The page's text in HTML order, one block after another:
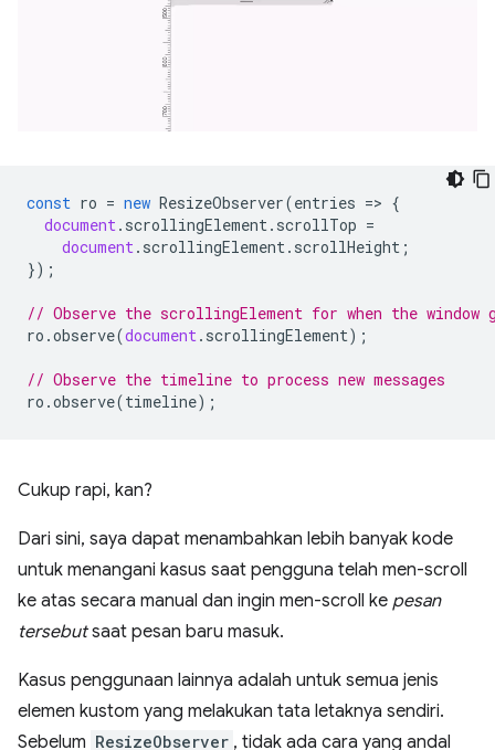
const ro = new ResizeObserver(entries => {
document. scrollingElement. scrollTop =
document. scrollingElement. scrollHeight ;
});
// Observe the scrollingElement for when the window
ro .observe(document. scrollingElement);
// Observe the timeline to process new messages
ro .observe(timeline);
Cukup rapi, kan?
Dari sini, saya dapat menambahkan lebih banyak kode
untuk menangani kasus saat pengguna telah men-scroll
ke atas secara manual dan ingin men-scroll ke pesan
tersebutsaat pesan baru masuk.
Kasus penggunaan lainnya adalah untuk semua jenis
elemen kustom yang melakukan tata letaknya sendiri.
Sebelum ResizeObserver , tidak ada cara yang andal